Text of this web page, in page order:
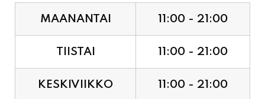
MAANANTAI 11:00 - 21:00
TIISTAI 11:00 - 21:00
KESKIVIIKKO 11:00 - 21:00